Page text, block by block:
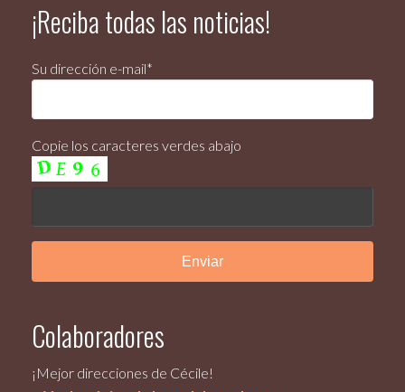
¡Reciba todas las noticias!
Su dirección e-mail*
Copie los caracteres verdes abajo
Colaboradores
¡Mejor direcciones de Cécile!